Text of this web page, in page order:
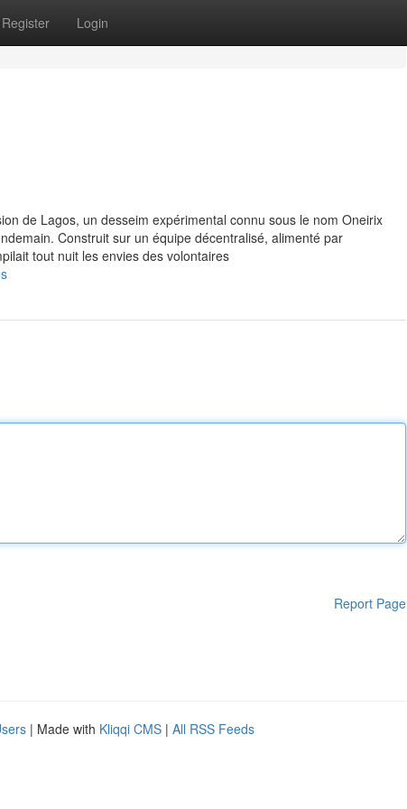
Register Login
de Lagos, un desseim expérimental connu sous le nom Oneirix
Construit sur un équipe décentralisé, alimenté par
tout nuit les envies des volontaires
Report Page
| Made with Kliqqi CMS | All RSS Feeds